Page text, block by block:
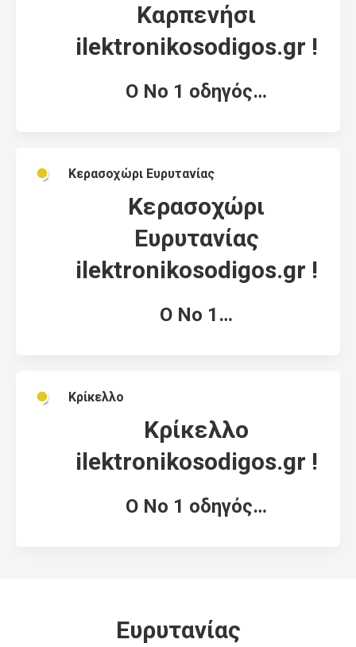
Καρπενήσι
ilektronikosodigos.gr !
Ο Νο 1 οδηγός…
Κερασοχώρι Ευρυτανίας
Κερασοχώρι
Ευρυτανίας
ilektronikosodigos.gr !
Ο Νο 1…
Κρίκελλο
Κρίκελλο
ilektronikosodigos.gr !
Ο Νο 1 οδηγός…
Ευρυτανίας